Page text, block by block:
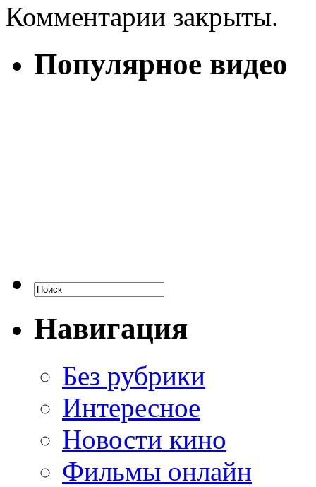
Комментарии закрыты.
Популярное видео
Навигация
Без рубрики
Интересное
Новости кино
Фильмы онлайн